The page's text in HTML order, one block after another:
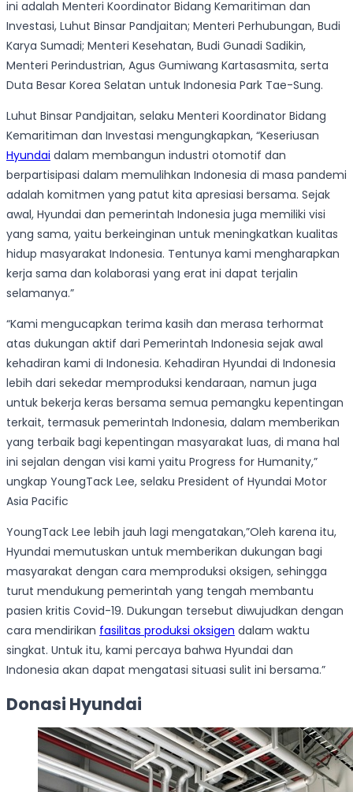
ini adalah Menteri Koordinator Bidang Kemaritiman dan
Investasi, Luhut Binsar Pandjaitan; Menteri Perhubungan, Budi
Karya Sumadi; Menteri Kesehatan, Budi Gunadi Sadikin,
Menteri Perindustrian, Agus Gumiwang Kartasasmita, serta
Duta Besar Korea Selatan untuk Indonesia Park Tae-Sung.
Luhut Binsar Pandjaitan, selaku Menteri Koordinator Bidang
Kemaritiman dan Investasi mengungkapkan, “Keseriusan
Hyundai dalam membangun industri otomotif dan
berpartisipasi dalam memulihkan Indonesia di masa pandemi
adalah komitmen yang patut kita apresiasi bersama. Sejak
awal, Hyundai dan pemerintah Indonesia juga memiliki visi
yang sama, yaitu berkeinginan untuk meningkatkan kualitas
hidup masyarakat Indonesia. Tentunya kami mengharapkan
kerja sama dan kolaborasi yang erat ini dapat terjalin
selamanya.”
“Kami mengucapkan terima kasih dan merasa terhormat
atas dukungan aktif dari Pemerintah Indonesia sejak awal
kehadiran kami di Indonesia. Kehadiran Hyundai di Indonesia
lebih dari sekedar memproduksi kendaraan, namun juga
untuk bekerja keras bersama semua pemangku kepentingan
terkait, termasuk pemerintah Indonesia, dalam memberikan
yang terbaik bagi kepentingan masyarakat luas, di mana hal
ini sejalan dengan visi kami yaitu Progress for Humanity,”
ungkap YoungTack Lee, selaku President of Hyundai Motor
Asia Pacific
YoungTack Lee lebih jauh lagi mengatakan,”Oleh karena itu,
Hyundai memutuskan untuk memberikan dukungan bagi
masyarakat dengan cara memproduksi oksigen, sehingga
turut mendukung pemerintah yang tengah membantu
pasien kritis Covid-19. Dukungan tersebut diwujudkan dengan
cara mendirikan fasilitas produksi oksigen dalam waktu
singkat. Untuk itu, kami percaya bahwa Hyundai dan
Indonesia akan dapat mengatasi situasi sulit ini bersama.”
Donasi Hyundai